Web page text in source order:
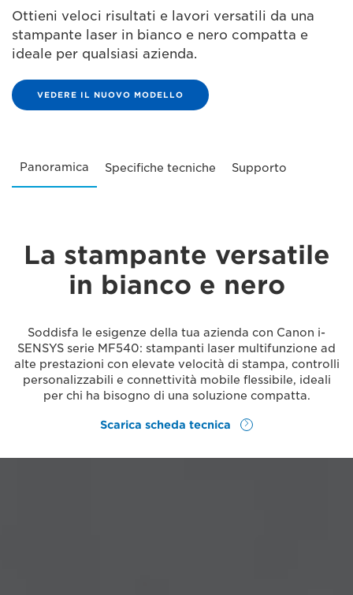
Ottieni veloci risultati e lavori versatili da una
stampante laser in bianco e nero compatta e
ideale per qualsiasi azienda.
VEDERE IL NUOVO MODELLO
Panoramica Specifiche tecniche Supporto
La stampante versatile
in bianco e nero
Soddisfa le esigenze della tua azienda con Canon i-
SENSYS serie MF540: stampanti laser multifunzione ad
alte prestazioni con elevate velocità di stampa, controlli
personalizzabili e connettività mobile flessibile, ideali
per chi ha bisogno di una soluzione compatta.
Scarica scheda tecnica